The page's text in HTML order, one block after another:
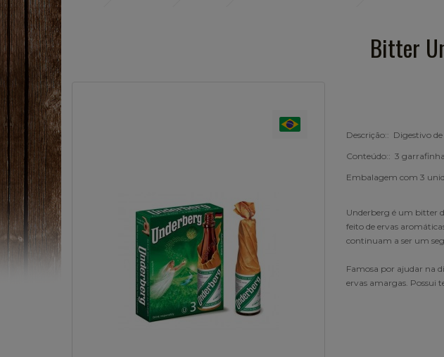
Bitter
Descrição:: Digestivo
Conteúdo:: 3
Embalagem com 3
Underberg é um bitter
feito de ervas
continuam a ser um
Famosa por ajudar na
ervas amargas. Possui